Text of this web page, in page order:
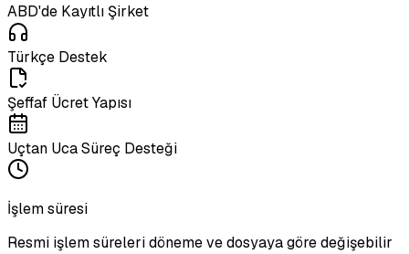
ABD'de Kayıtlı Şirket
Türkçe Destek
Şeffaf Ücret Yapısı
Uçtan Uca Süreç Desteği
İşlem süresi
Resmi işlem süreleri döneme ve dosyaya göre değişebilir